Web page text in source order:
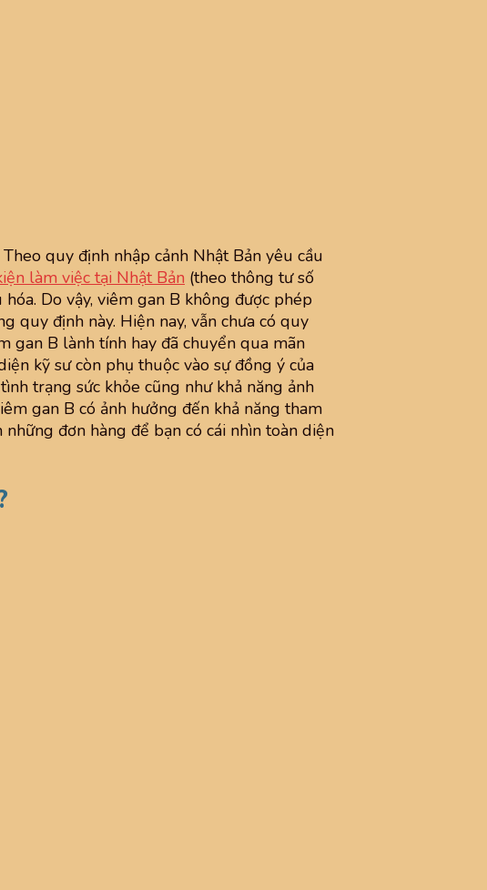
Theo quy định nhập cảnh Nhật Bản yêu cầu
làm việc tại Nhật Bản (theo thông tư số
Do vậy, viêm gan B không được phép
quy định này. Hiện nay, vẫn chưa có quy
gan B lành tính hay đã chuyển qua mãn
kỹ sư còn phụ thuộc vào sự đồng ý của
trạng sức khỏe cũng như khả năng ảnh
gan B có ảnh hưởng đến khả năng tham
đơn hàng để bạn có cái nhìn toàn diện